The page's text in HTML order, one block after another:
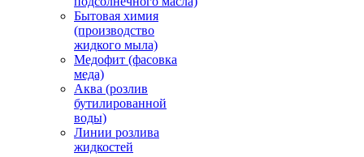
Бытовая химия
(производство
жидкого мыла)
Медофит (фасовка
меда)
Аква (розлив
бутилированной
воды)
Линии розлива
жидкостей